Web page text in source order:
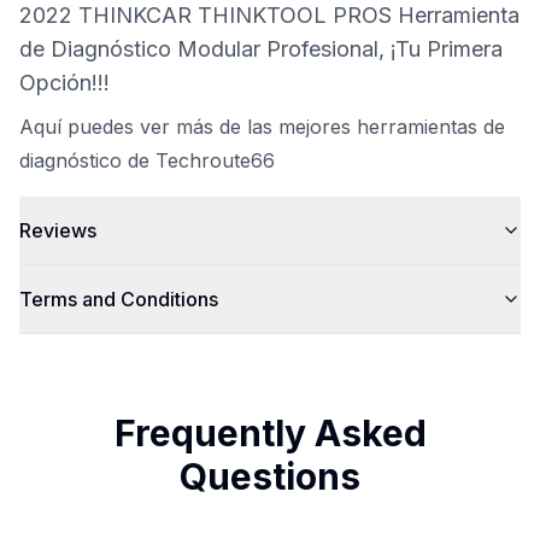
2022 THINKCAR THINKTOOL PROS Herramienta
de Diagnóstico Modular Profesional, ¡Tu Primera
Opción!!!
Aquí puedes ver más de las mejores herramientas de
diagnóstico de Techroute66
Reviews
Terms and Conditions
Frequently Asked
Questions